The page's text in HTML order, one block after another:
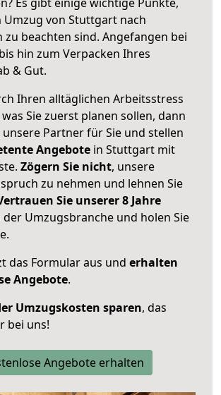
Umzug von Stuttgart nach
zu beachten sind. Angefangen bei
hin zum Verpacken Ihres
& Gut.
Ihren alltäglichen Arbeitsstress
Sie zuerst planen sollen, dann
Partner für Sie und stellen
Angebote in Stuttgart mit
Zögern Sie nicht, unsere
zu nehmen und lehnen Sie
Sie unserer 8 Jahre
der Umzugsbranche und holen Sie
das Formular aus und erhalten
Angebote.
Umzugskosten sparen, das
bei uns!
Angebote erhalten